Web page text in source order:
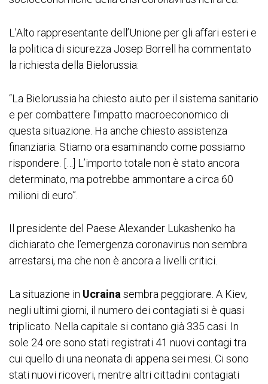
L’Alto rappresentante dell’Unione per gli affari esteri e
la politica di sicurezza Josep Borrell ha commentato
la richiesta della Bielorussia:
“La Bielorussia ha chiesto aiuto per il sistema sanitario
e per combattere l’impatto macroeconomico di
questa situazione. Ha anche chiesto assistenza
finanziaria. Stiamo ora esaminando come possiamo
rispondere. […] L’importo totale non è stato ancora
determinato, ma potrebbe ammontare a circa 60
milioni di euro”.
Il presidente del Paese Alexander Lukashenko ha
dichiarato che l’emergenza coronavirus non sembra
arrestarsi, ma che non è ancora a livelli critici.
La situazione in Ucraina sembra peggiorare. A Kiev,
negli ultimi giorni, il numero dei contagiati si è quasi
triplicato. Nella capitale si contano già 335 casi. In
sole 24 ore sono stati registrati 41 nuovi contagi tra
cui quello di una neonata di appena sei mesi. Ci sono
stati nuovi ricoveri, mentre altri cittadini contagiati